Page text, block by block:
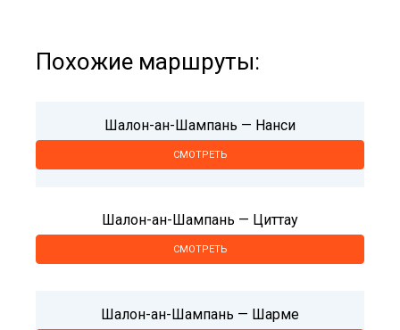
Похожие маршруты:
Шалон-ан-Шампань — Нанси
СМОТРЕТЬ
Шалон-ан-Шампань — Циттау
СМОТРЕТЬ
Шалон-ан-Шампань — Шарме